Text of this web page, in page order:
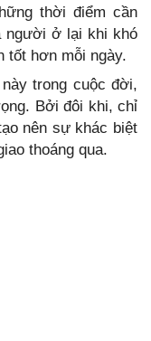
thời điểm cần
người ở lại khi khó
tốt hơn mỗi ngày.
trong cuộc đời,
Bởi đôi khi, chỉ
nên sự khác biệt
thoáng qua.